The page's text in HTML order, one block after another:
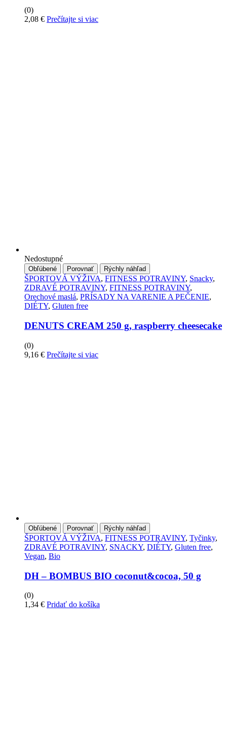
(0)
2,08 € Prečítajte si viac
Nedostupné
Obľúbené Porovnať Rýchly náhľad
ŠPORTOVÁ VÝŽIVA, FITNESS POTRAVINY, Snacky,
ZDRAVÉ POTRAVINY, FITNESS POTRAVINY,
Orechové maslá, PRÍSADY NA VARENIE A PEČENIE,
DIÉTY, Gluten free
DENUTS CREAM 250 g, raspberry cheesecake
(0)
9,16 € Prečítajte si viac
Obľúbené Porovnať Rýchly náhľad
ŠPORTOVÁ VÝŽIVA, FITNESS POTRAVINY, Tyčinky,
ZDRAVÉ POTRAVINY, SNACKY, DIÉTY, Gluten free,
Vegan, Bio
DH – BOMBUS BIO coconut&cocoa, 50 g
(0)
1,34 € Pridať do košíka